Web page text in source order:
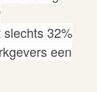
slechts32%
een